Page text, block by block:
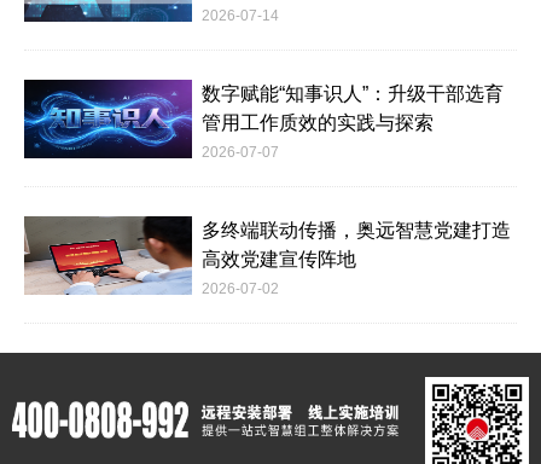
2026-07-14
数字赋能“知事识人”：升级干部选育
管用工作质效的实践与探索
2026-07-07
多终端联动传播，奥远智慧党建打造
高效党建宣传阵地
2026-07-02